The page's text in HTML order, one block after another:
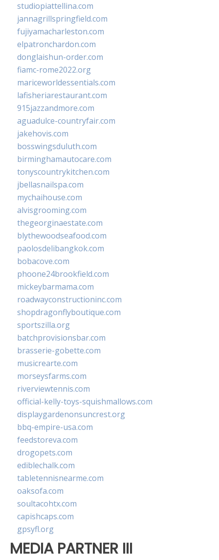
studiopiattellina.com
jannagrillspringfield.com
fujiyamacharleston.com
elpatronchardon.com
donglaishun-order.com
fiamc-rome2022.org
mariceworldessentials.com
lafisheriarestaurant.com
915jazzandmore.com
aguadulce-countryfair.com
jakehovis.com
bosswingsduluth.com
birminghamautocare.com
tonyscountrykitchen.com
jbellasnailspa.com
mychaihouse.com
alvisgrooming.com
thegeorginaestate.com
blythewoodseafood.com
paolosdelibangkok.com
bobacove.com
phoone24brookfield.com
mickeybarmama.com
roadwayconstructioninc.com
shopdragonflyboutique.com
sportszilla.org
batchprovisionsbar.com
brasserie-gobette.com
musicrearte.com
morseysfarms.com
riverviewtennis.com
official-kelly-toys-squishmallows.com
displaygardenonsuncrest.org
bbq-empire-usa.com
feedstoreva.com
drogopets.com
ediblechalk.com
tabletennisnearme.com
oaksofa.com
soultacohtx.com
capishcaps.com
gpsyfl.org
MEDIA PARTNER III